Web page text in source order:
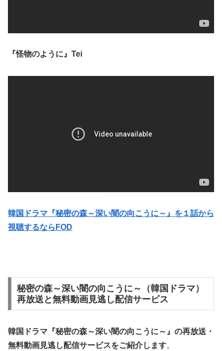
『怪物のように』Tei
韓国ドラマ『秘密の森～深い闇の向こうに～』を１話から
視聴するならFOD
秘密の森～深い闇の向こうに～（韓国ドラマ）
再放送と無料動画見逃し配信サービス
韓国ドラマ『秘密の森～深い闇の向こうに～』の再放送・
無料動画見逃し配信サービスをご紹介します。